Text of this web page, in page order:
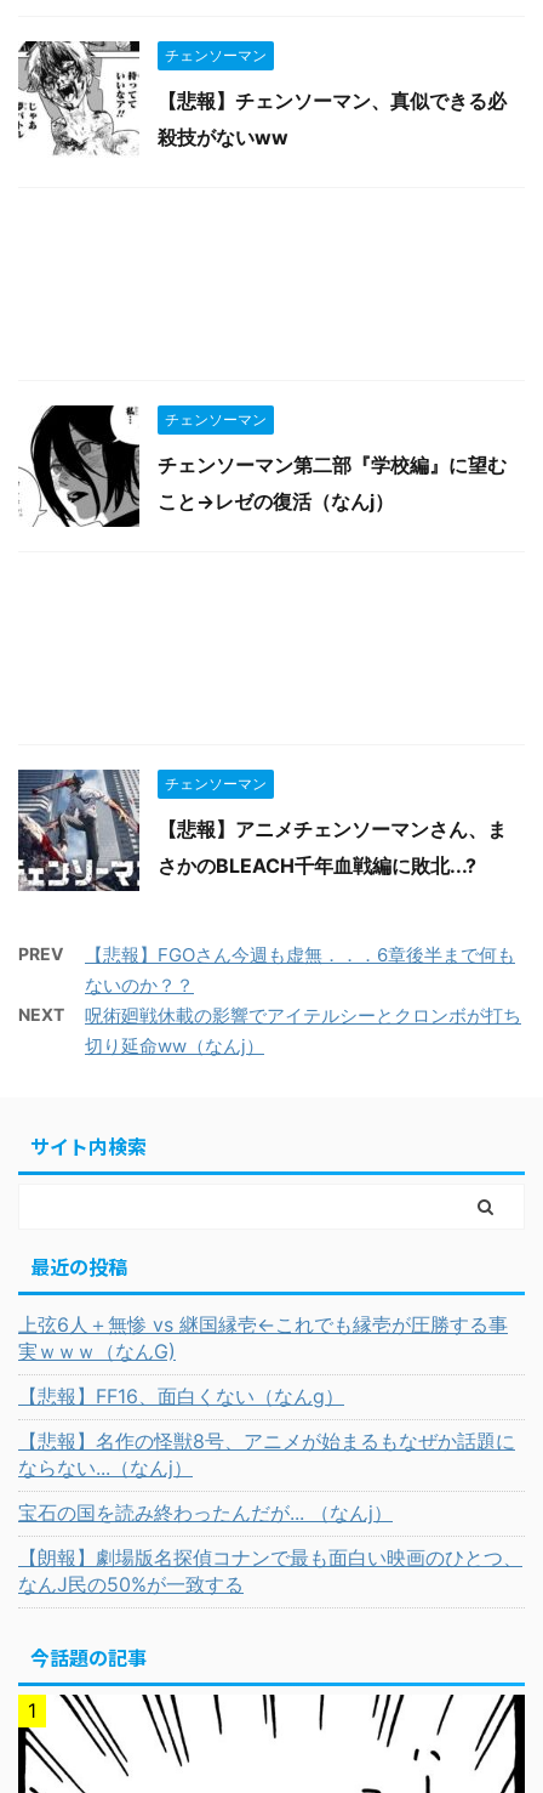
チェンソーマン
【悲報】チェンソーマン、真似できる必
殺技がないww
チェンソーマン
チェンソーマン第二部『学校編』に望む
こと→レゼの復活（なんj）
チェンソーマン
【悲報】アニメチェンソーマンさん、ま
さかのBLEACH千年血戦編に敗北...?
PREV
【悲報】FGOさん今週も虚無．．．6章後半まで何も
ないのか？？
NEXT
呪術廻戦休載の影響でアイテルシーとクロンボが打ち
切り延命ww（なんj）
サイト内検索
最近の投稿
上弦6人＋無惨 vs 継国縁壱←これでも縁壱が圧勝する事
実ｗｗｗ（なんG)
【悲報】FF16、面白くない（なんg）
【悲報】名作の怪獣8号、アニメが始まるもなぜか話題に
ならない...（なんj）
宝石の国を読み終わったんだが... （なんj）
【朗報】劇場版名探偵コナンで最も面白い映画のひとつ、
なんJ民の50%が一致する
今話題の記事